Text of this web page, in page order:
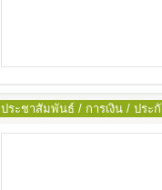
ประชาสัมพันธ์ / การเงิน / ประ